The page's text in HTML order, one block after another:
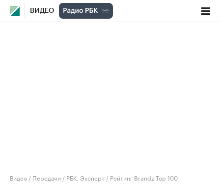
ВИДЕО
Видео / Передачи / РБК. Эксперт / Рейтинг Brandz Top 100